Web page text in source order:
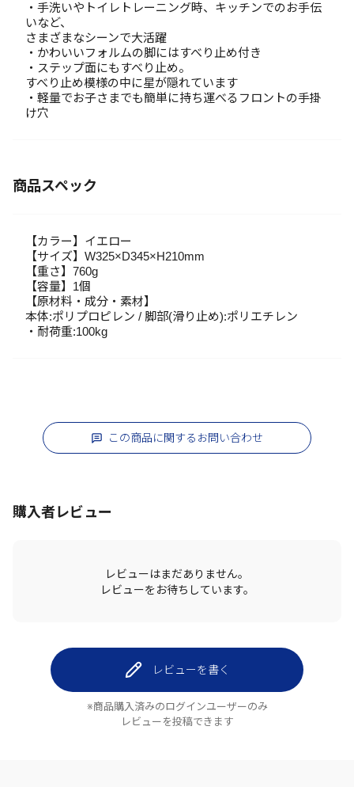
・手洗いやトイレトレーニング時、キッチンでのお手伝
いなど、
さまざまなシーンで大活躍
・かわいいフォルムの脚にはすべり止め付き
・ステップ面にもすべり止め。
すべり止め模様の中に星が隠れています
・軽量でお子さまでも簡単に持ち運べるフロントの手掛
け穴
商品スペック
【カラー】イエロー
【サイズ】W325×D345×H210mm
【重さ】760g
【容量】1個
【原材料・成分・素材】
本体:ポリプロピレン / 脚部(滑り止め):ポリエチレン
・耐荷重:100kg
この商品に関するお問い合わせ
購入者レビュー
レビューはまだありません。
レビューをお待ちしています。
レビューを書く
※商品購入済みのログインユーザーのみ
レビューを投稿できます